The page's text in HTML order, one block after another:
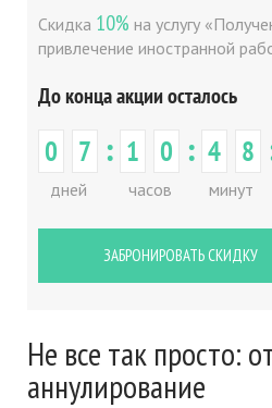
Скидка 10% на услугу
привлечение иностранной
До конца акции осталось
0 7
дней
: 1 0
часов
: 4 8
минут
ЗАБРОНИРОВАТЬ СКИДКУ
Не все так просто:
аннулирование